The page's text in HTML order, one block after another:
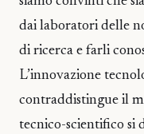
dai laboratori delle
di ricerca e farli
L’innovazione
contraddistingue il
tecnico-scientifico si